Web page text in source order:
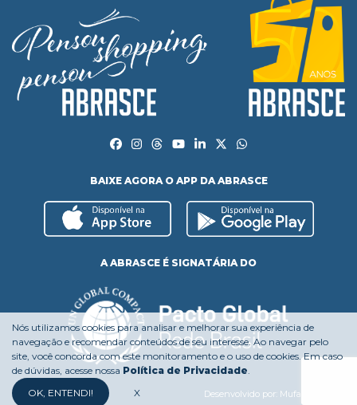
BAIXE AGORA O APP DA ABRASCE
A ABRASCE É SIGNATÁRIA DO
Desenvolvido por: Mufasa Agency
Nós utilizamos cookies para analisar e melhorar sua experiência de
navegação e recomendar conteúdos de seu interesse. Ao navegar pelo
site, você concorda com este monitoramento e o uso de cookies. Em caso
de dúvidas, acesse nossa Política de Privacidade.
OK, ENTENDI!
X